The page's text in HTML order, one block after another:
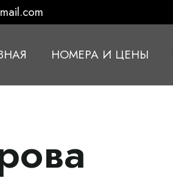
НОМЕРА И ЦЕНЫ